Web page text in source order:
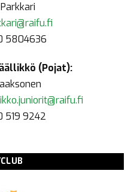
5804636
(Pojat):
519 9242